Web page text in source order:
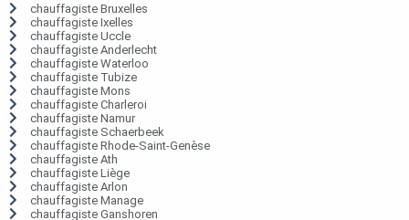
chauffagiste Bruxelles
chauffagiste Ixelles
chauffagiste Uccle
chauffagiste Anderlecht
chauffagiste Waterloo
chauffagiste Tubize
chauffagiste Mons
chauffagiste Charleroi
chauffagiste Namur
chauffagiste Schaerbeek
chauffagiste Rhode-Saint-Genèse
chauffagiste Ath
chauffagiste Liège
chauffagiste Arlon
chauffagiste Manage
chauffagiste Ganshoren